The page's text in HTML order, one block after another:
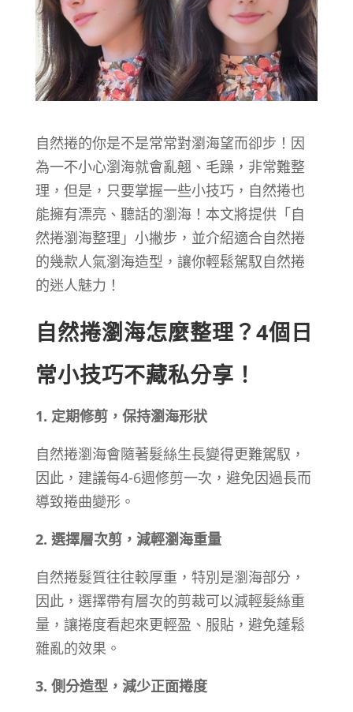
自然捲的你是不是常常對瀏海望而卻步！因
為一不小心瀏海就會亂翹、毛躁，非常難整
理，但是，只要掌握一些小技巧，自然捲也
能擁有漂亮、聽話的瀏海！本文將提供「自
然捲瀏海整理」小撇步，並介紹適合自然捲
的幾款人氣瀏海造型，讓你輕鬆駕馭自然捲
的迷人魅力！
自然捲瀏海怎麼整理？4個日
常小技巧不藏私分享！
1. 定期修剪，保持瀏海形狀
自然捲瀏海會隨著髮絲生長變得更難駕馭，
因此，建議每4-6週修剪一次，避免因過長而
導致捲曲變形。
2. 選擇層次剪，減輕瀏海重量
自然捲髮質往往較厚重，特別是瀏海部分，
因此，選擇帶有層次的剪裁可以減輕髮絲重
量，讓捲度看起來更輕盈、服貼，避免蓬鬆
雜亂的效果。
3. 側分造型，減少正面捲度